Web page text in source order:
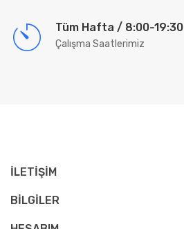
Tüm Hafta / 8:00-19:30
Çalışma Saatlerimiz
İLETIŞIM
BILGILER